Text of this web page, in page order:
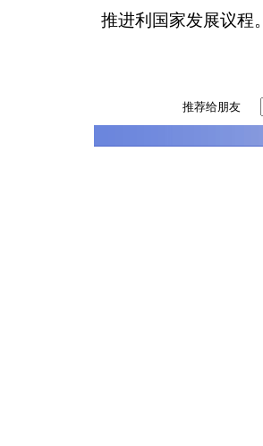
推进利国家发展议程。
推荐给朋友